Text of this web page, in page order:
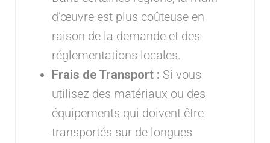
d’œuvre est plus coûteuse en
raison de la demande et des
réglementations locales.
Frais de Transport : Si vous
utilisez des matériaux ou des
équipements qui doivent être
transportés sur de longues